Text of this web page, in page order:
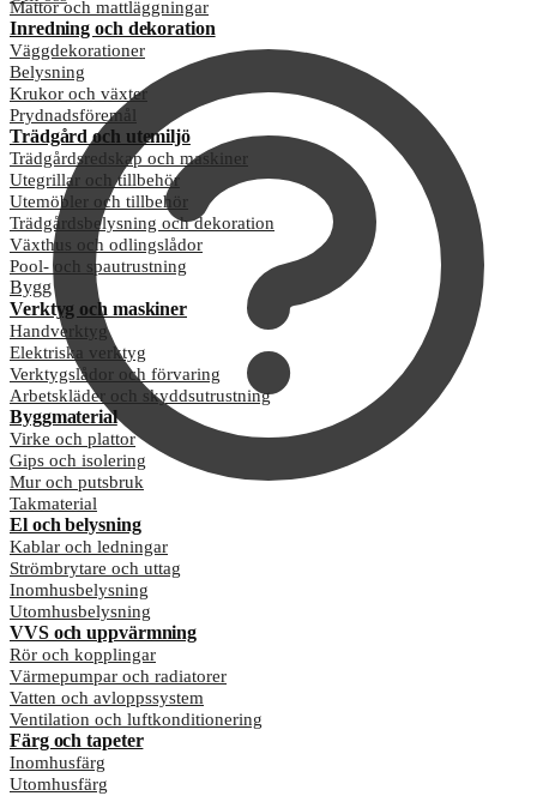
Mattor och mattläggningar
Inredning och dekoration
Väggdekorationer
Belysning
Krukor och växter
Prydnadsföremål
Trädgård och utemiljö
Trädgårdsredskap och maskiner
Utegrillar och tillbehör
Utemöbler och tillbehör
Trädgårdsbelysning och dekoration
Växthus och odlingslådor
Pool- och spautrustning
Bygg
Verktyg och maskiner
Handverktyg
Elektriska verktyg
Verktygslådor och förvaring
Arbetskläder och skyddsutrustning
Byggmaterial
Virke och plattor
Gips och isolering
Mur och putsbruk
Takmaterial
El och belysning
Kablar och ledningar
Strömbrytare och uttag
Inomhusbelysning
Utomhusbelysning
VVS och uppvärmning
Rör och kopplingar
Värmepumpar och radiatorer
Vatten och avloppssystem
Ventilation och luftkonditionering
Färg och tapeter
Inomhusfärg
Utomhusfärg